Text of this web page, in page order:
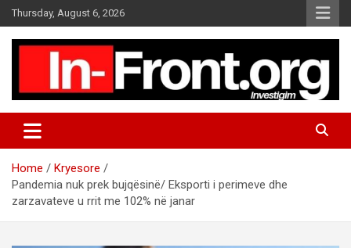
k
Thursday, August 6, 2026
Home
Kryesore
Pandemia nuk prek bujqësinë/ Eksporti i perimeve dhe
zarzavateve u rrit me 102% në janar